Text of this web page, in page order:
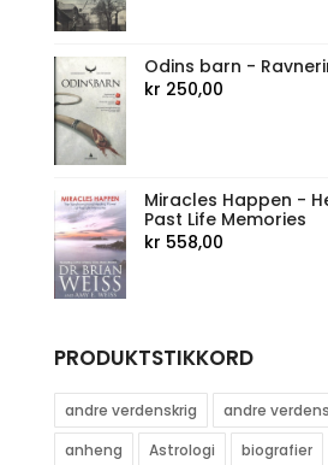
Odins barn -
kr 250,00
Miracles Happen -
Past Life Memories
kr 558,00
PRODUKTSTIKKORD
andre verdenskrig
andre
anheng
Astrologi
biografier